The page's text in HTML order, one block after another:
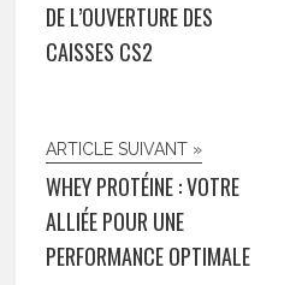
DE L’OUVERTURE DES
CAISSES CS2
ARTICLE SUIVANT »
WHEY PROTÉINE : VOTRE
ALLIÉE POUR UNE
PERFORMANCE OPTIMALE